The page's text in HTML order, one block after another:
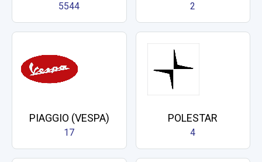
5544 2
PIAGGIO (VESPA)
17
POLESTAR
4